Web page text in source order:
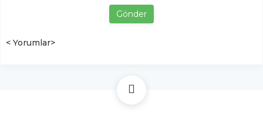
Gönder
< Yorumlar>